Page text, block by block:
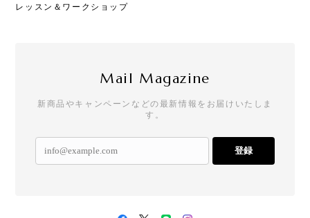
レッスン＆ワークショップ
Mail Magazine
新商品やキャンペーンなどの最新情報をお届けいたしま
す。
登録